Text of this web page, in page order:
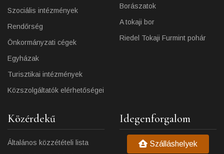
Szociális intézmények
Rendőrség
Önkormányzati cégek
Egyházak
Turisztikai intézmények
Közszolgáltatók elérhetőségei
Borászatok
A tokaji bor
Riedel Tokaji Furmint pohár
Közérdekű
Általános közzétételi lista
Idegenforgalom
Szálláshelyek